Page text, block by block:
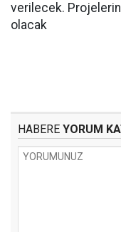
verilecek. Projelerin
olacak
HABERE YORUM